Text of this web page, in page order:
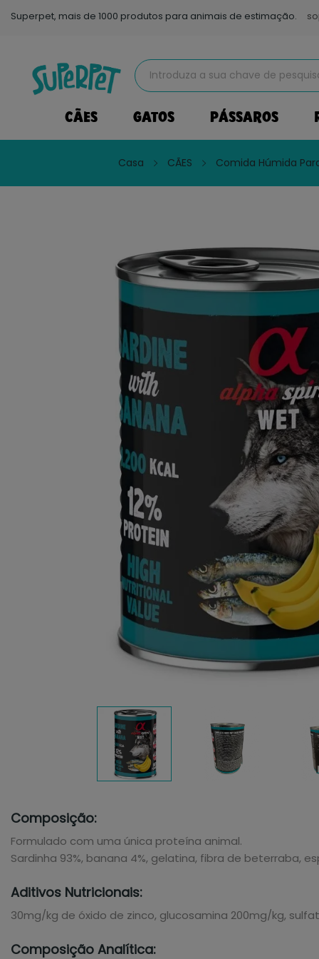
Superpet, mais de 1000 produtos para animais de estimação.
CÃES GATOS PÁSSAROS
Casa CÃES Comida Húmida
Composição:
Formulado com uma única proteína animal.
Sardinha 93%, banana 4%, gelatina, fibra de beterraba,
Aditivos Nutricionais:
30mg/kg de óxido de zinco, glucosamina 200mg/kg,
Composição Analítica: